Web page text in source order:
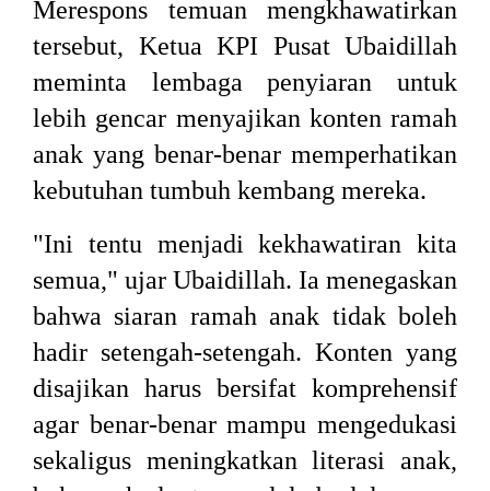
Merespons temuan mengkhawatirkan
tersebut, Ketua KPI Pusat Ubaidillah
meminta lembaga penyiaran untuk
lebih gencar menyajikan konten ramah
anak yang benar-benar memperhatikan
kebutuhan tumbuh kembang mereka.
"Ini tentu menjadi kekhawatiran kita
semua," ujar Ubaidillah. Ia menegaskan
bahwa siaran ramah anak tidak boleh
hadir setengah-setengah. Konten yang
disajikan harus bersifat komprehensif
agar benar-benar mampu mengedukasi
sekaligus meningkatkan literasi anak,